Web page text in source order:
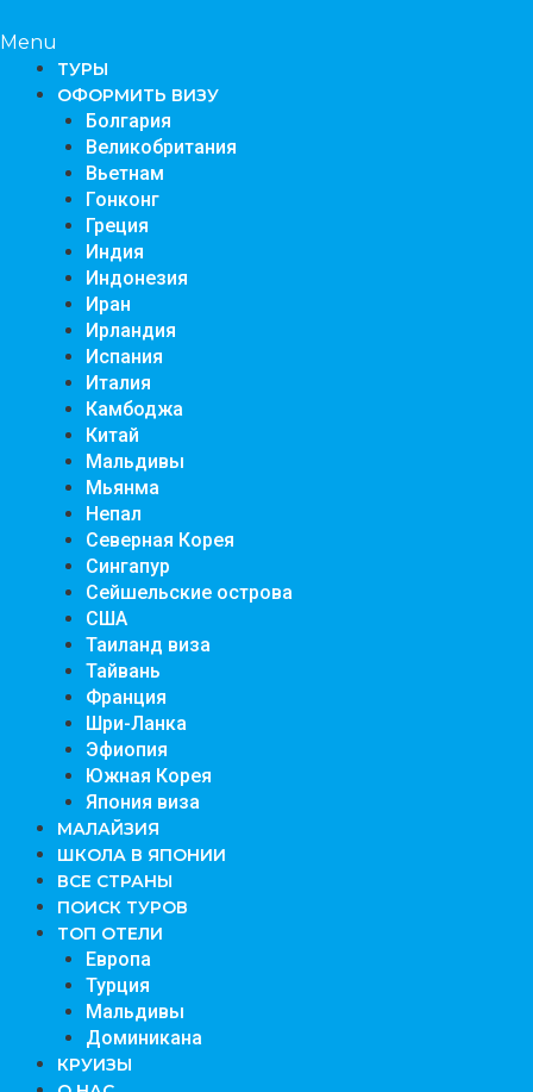
Menu
TУРЫ
ОФОРМИТЬ ВИЗУ
Болгария
Великобритания
Вьетнам
Гонконг
Греция
Индия
Индонезия
Иран
Ирландия
Испания
Италия
Камбоджа
Китай
Мальдивы
Мьянма
Непал
Северная Корея
Сингапур
Сейшельские острова
США
Таиланд виза
Тайвань
Франция
Шри-Ланка
Эфиопия
Южная Корея
Япония виза
МАЛАЙЗИЯ
ШКОЛА В ЯПОНИИ
ВСЕ СТРАНЫ
ПОИСК ТУРОВ
ТОП ОТЕЛИ
Европа
Турция
Мальдивы
Доминикана
КРУИЗЫ